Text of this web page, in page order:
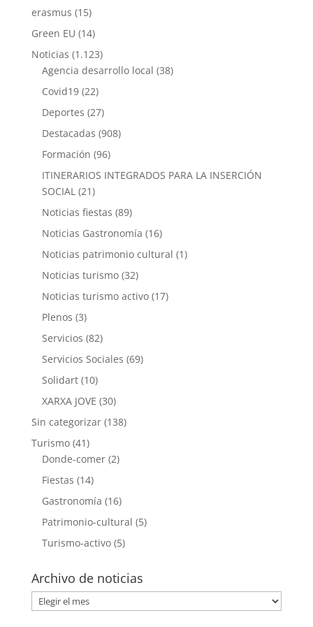
erasmus (15)
Green EU (14)
Noticias (1.123)
Agencia desarrollo local (38)
Covid19(22)
Deportes (27)
Destacadas (908)
Formación (96)
ITINERARIOS INTEGRADOS PARA LA INSERCIÓN
SOCIAL(21)
Noticias fiestas (89)
Noticias Gastronomía (16)
Noticias patrimonio cultural (1)
Noticias turismo(32)
Noticias turismo activo(17)
Plenos (3)
Servicios (82)
Servicios Sociales (69)
Solidart(10)
XARXA JOVE (30)
Sin categorizar(138)
Turismo(41)
Donde-comer(2)
Fiestas (14)
Gastronomía (16)
Patrimonio-cultural (5)
Turismo-activo(5)
Archivo de noticias
Archivo
de